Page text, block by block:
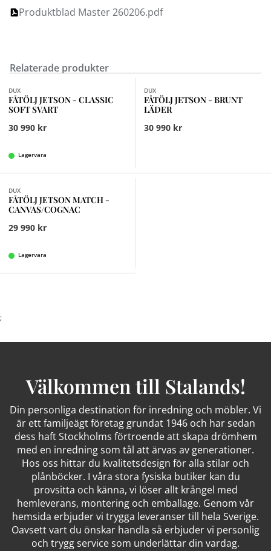
Produktblad Master 260206.pdf
Relaterade produkter
DUX
FÅTÖLJ JETSON - CLASSIC
SOFT SVART
30 990 kr
Lagervara
DUX
FÅTÖLJ JETSON - BRUNT
LÄDER
30 990 kr
DUX
FÅTÖLJ JETSON MATCH -
CANVAS/COGNAC
29 990 kr
Lagervara
;
Välkommen till Stalands!
Din personliga destination för inredning och möbler. Vi
är ett familjeägt företag grundat 1946 och har sedan
dess haft Stockholms förtroende att skapa drömhem
med en inredning som tål att ärvas av generationer.
Hos oss hittar du kvalitetsdesign för alla stilar och
plånböcker. I våra stora fysiska butiker kan du
provsitta och känna, vi löser allt krångel med
hemleverans, montering och emballage. Genom vår
hemsida erbjuder vi trygga leveranser till hela Sverige.
Oavsett vart du önskar handla så erbjuder vi personlig
och trygg service som underlättar din vardag.